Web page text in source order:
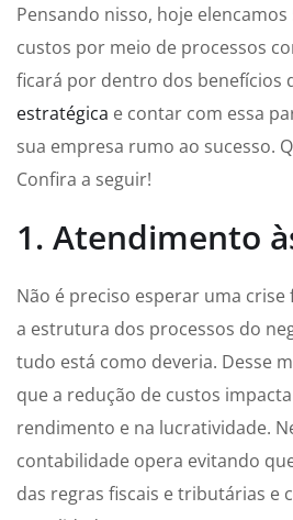
Pensando nisso, hoje
custos por meio de processos
ficará por dentro dos benefícios
estratégica e contar com essa
sua empresa rumo ao sucesso.
Confira a seguir!
1. Atendimento
Não é preciso esperar uma
a estrutura dos processos do
tudo está como deveria. Desse
que a redução de custos
rendimento e na lucratividade.
contabilidade opera evitando
das regras fiscais e tributárias e